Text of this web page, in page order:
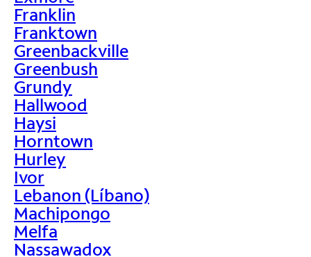
Franklin
Franktown
Greenbackville
Greenbush
Grundy
Hallwood
Haysi
Horntown
Hurley
Ivor
Lebanon (Líbano)
Machipongo
Melfa
Nassawadox